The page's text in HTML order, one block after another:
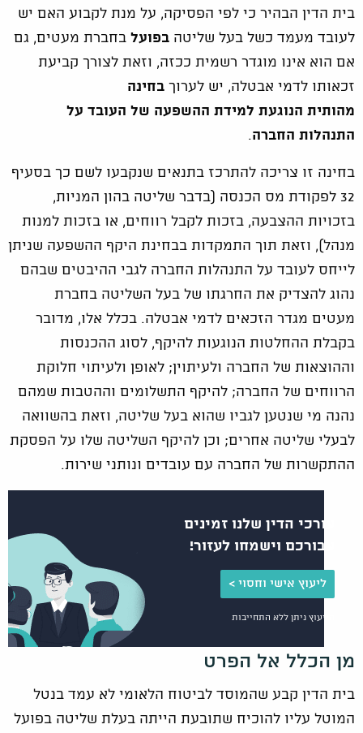
בית הדין הבהיר כי לפי הפסיקה, על מנת לקבוע האם יש
לעובד מעמד כשל בעל שליטה בפועל בחברת מעטים, גם
אם הוא אינו מוגדר רשמית ככזה, וזאת לצורך קביעת
זכאותו לדמי אבטלה, יש לערוך בחינה
מהותית הנוגעת למידת ההשפעה של העובד על
התנהלות החברה.
בחינה זו צריכה להתרכז בתנאים שנקבעו לשם כך בסעיף
32 לפקודת מס הכנסה (בדבר שליטה בהון המניות,
בזכויות ההצבעה, בזכות לקבל רווחים, או בזכות למנות
מנהל), וזאת תוך התמקדות בבחינת היקף ההשפעה שניתן
לייחס לעובד על התנהלות החברה לגבי ההיבטים שבהם
נהוג להצדיק את החרגתו של בעל השליטה בחברת
מעטים מגדר הזכאים לדמי אבטלה. בכלל אלו, מדובר
בקבלת ההחלטות הנוגעות להיקף, לסוג ההכנסות
וההוצאות של החברה ולעיתוין; לאופן ולעיתוי חלוקת
הרווחים של החברה; להיקף התשלומים וההטבות שמהם
נהנה מי שנטען לגביו שהוא בעל שליטה, וזאת בהשוואה
לבעלי שליטה אחרים; וכן להיקף השליטה שלו על הפסקת
ההתקשרות של החברה עם עובדים ונותני שירות.
עורכי הדין שלנו זמינים
עבורכם וישמחו לעזור!
ליעוץ אישי וחסוי >
הייעוץ ניתן ללא התחייבות
מן הכלל אל הפרט
בית הדין קבע שהמוסד לביטוח הלאומי לא עמד בנטל
המוטל עליו להוכיח שתובעת הייתה בעלת שליטה בפועל